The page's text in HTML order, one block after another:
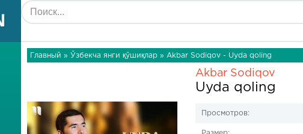
Главный » Ўзбекча янги қўшиқлар » Akbar Sodiqov - Uyda qoling
Akbar Sodiqov
Uyda qoling
Просмотров: